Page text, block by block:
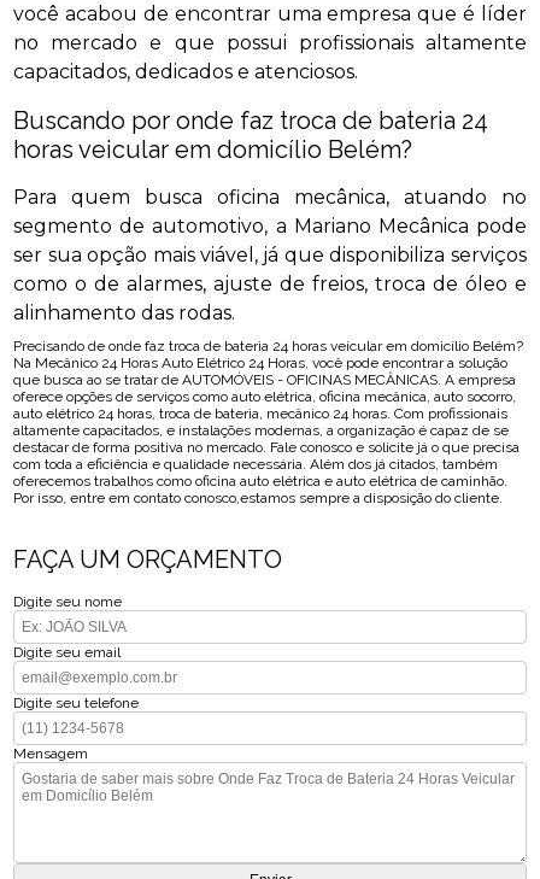
você acabou de encontrar uma empresa que é líder
no mercado e que possui profissionais altamente
capacitados, dedicados e atenciosos.
Buscando por onde faz troca de bateria 24
horas veicular em domicílio Belém?
Para quem busca oficina mecânica, atuando no
segmento de automotivo, a Mariano Mecânica pode
ser sua opção mais viável, já que disponibiliza serviços
como o de alarmes, ajuste de freios, troca de óleo e
alinhamento das rodas.
Precisando de onde faz troca de bateria 24 horas veicular em domicílio Belém?
Na Mecânico 24 Horas Auto Elétrico 24 Horas, você pode encontrar a solução
que busca ao se tratar de AUTOMÓVEIS - OFICINAS MECÂNICAS. A empresa
oferece opções de serviços como auto elétrica, oficina mecânica, auto socorro,
auto elétrico 24 horas, troca de bateria, mecânico 24 horas. Com profissionais
altamente capacitados, e instalações modernas, a organização é capaz de se
destacar de forma positiva no mercado. Fale conosco e solicite já o que precisa
com toda a eficiência e qualidade necessária. Além dos já citados, também
oferecemos trabalhos como oficina auto elétrica e auto elétrica de caminhão.
Por isso, entre em contato conosco,estamos sempre a disposição do cliente.
FAÇA UM ORÇAMENTO
Digite seu nome
Digite seu email
Digite seu telefone
Mensagem